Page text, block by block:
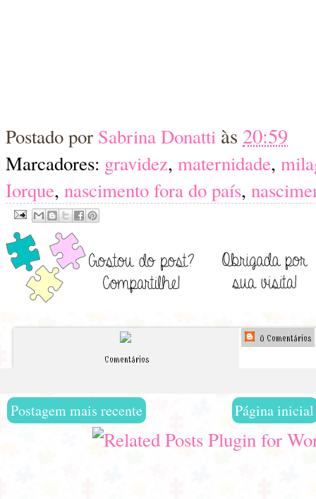
Postado por Sabrina Donatti às 20:59
Marcadores: gravidez, maternidade,
Iorque, nascimento fora do país,
Comentários
0 Comentários
Postagem mais recente Página inicial